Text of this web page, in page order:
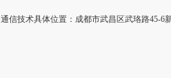
通信技术具体位置：成都市武昌区武珞路45-6